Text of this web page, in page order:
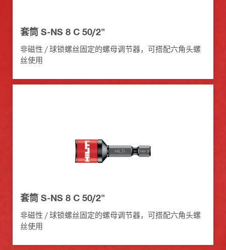
套筒 S-NS 8 C 50/2"
非磁性 / 球锁螺丝固定的螺母调节器，可搭配六角头螺
丝使用
套筒 S-NS 8 C 50/2"
非磁性 / 球锁螺丝固定的螺母调节器，可搭配六角头螺
丝使用